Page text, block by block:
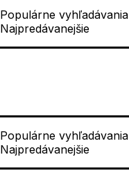
Populárne vyhľadávania
Najpredávanejšie
Populárne vyhľadávania
Najpredávanejšie